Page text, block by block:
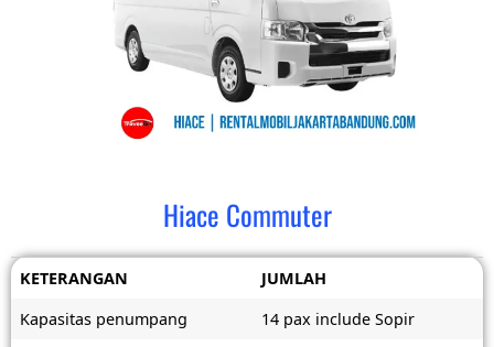
Hiace Commuter
KETERANGAN
JUMLAH
Kapasitas penumpang
14 pax include Sopir